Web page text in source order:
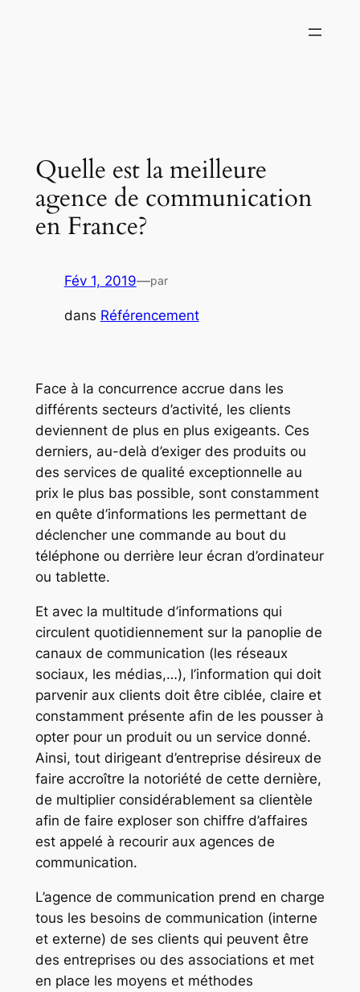
Quelle est la meilleure
agence de communication
en France?
Fév 1, 2019—par
dans Référencement
Face à la concurrence accrue dans les
différents secteurs d’activité, les clients
deviennent de plus en plus exigeants. Ces
derniers, au-delà d’exiger des produits ou
des services de qualité exceptionnelle au
prix le plus bas possible, sont constamment
en quête d’informations les permettant de
déclencher une commande au bout du
téléphone ou derrière leur écran d’ordinateur
ou tablette.
Et avec la multitude d’informations qui
circulent quotidiennement sur la panoplie de
canaux de communication (les réseaux
sociaux, les médias,…), l’information qui doit
parvenir aux clients doit être ciblée, claire et
constamment présente afin de les pousser à
opter pour un produit ou un service donné.
Ainsi, tout dirigeant d’entreprise désireux de
faire accroître la notoriété de cette dernière,
de multiplier considérablement sa clientèle
afin de faire exploser son chiffre d’affaires
est appelé à recourir aux agences de
communication.
L’agence de communication prend en charge
tous les besoins de communication (interne
et externe) de ses clients qui peuvent être
des entreprises ou des associations et met
en place les moyens et méthodes